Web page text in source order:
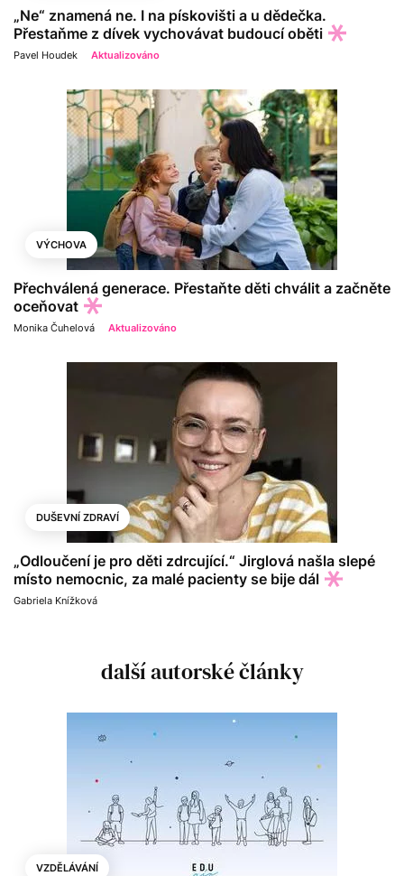
„Ne“ znamená ne. I na pískovišti a u dědečka.
Přestaňme z dívek vychovávat budoucí oběti
Pavel Houdek Aktualizováno
VÝCHOVA
Přechválená generace. Přestaňte děti chválit a začněte
oceňovat
Monika Čuhelová Aktualizováno
DUŠEVNÍ ZDRAVÍ
„Odloučení je pro děti zdrcující.“ Jirglová našla slepé
místo nemocnic, za malé pacienty se bije dál
Gabriela Knížková
další autorské články
VZDĚLÁVÁNÍ